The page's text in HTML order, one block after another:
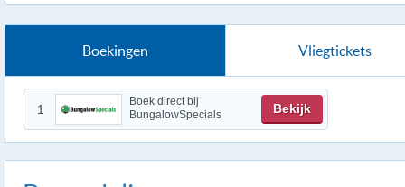
Boekingen Vliegtickets
1
Boek direct bij
BungalowSpecials
Bekijk